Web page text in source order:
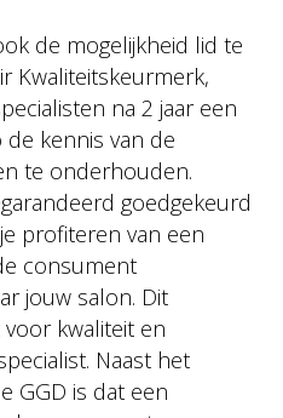
de mogelijkheid lid te
Kwaliteitskeurmerk,
na 2 jaar een
kennis van de
te onderhouden.
goedgekeurd
profiteren van een
consument
jouw salon. Dit
kwaliteit en
Naast het
GGD is dat een